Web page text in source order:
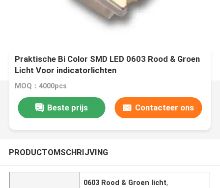
Praktische Bi Color SMD LED 0603 Rood & Groen
Licht Voor indicatorlichten
MOQ：4000pcs
Beste prijs Contacteer ons
PRODUCTOMSCHRIJVING
0603 Rood & Groen licht,